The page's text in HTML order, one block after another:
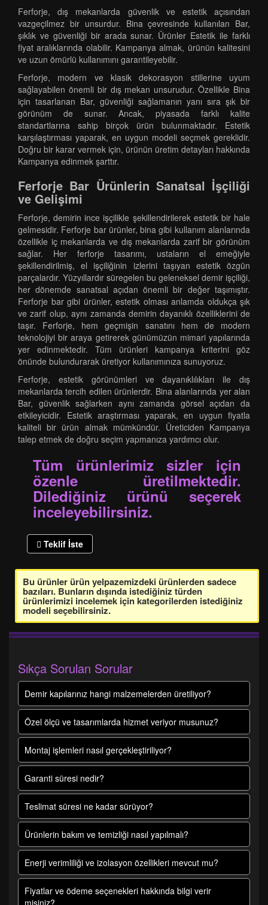
Ferforje, dış mekanlarda güvenlik ve estetik açısından
vazgeçilmez bir unsurdur. Bina çevresinde kullanılan Bar,
şıklık ve güvenliği bir arada sunar. Ürünler Estetik ile farklı
fiyat aralıklarında olabilir. Kampanya almak, ürünün kalitesini
ve uzun ömürlü kullanımını garantileyebilir.
Ferforje, modern ve klasik dekorasyon stillerine uyum
sağlayabilen önemli bir dış mekan unsurudur. Özellikle Bina
için tasarlanan Bar, güvenliği sağlamanın yanı sıra şık bir
görünüm de sunar. Ancak, piyasada farklı kalite
standartlarına sahip birçok ürün bulunmaktadır. Estetik
karşılaştırması yaparak, en uygun modeli seçmek gereklidir.
Doğru bir karar vermek için, ürünün üretim detayları hakkında
Kampanya edinmek şarttır.
Ferforje Bar Ürünlerin Sanatsal İşçiliği
ve Gelişimi
Ferforje, demirin ince işçilikle şekillendirilerek estetik bir hale
gelmesidir. Ferforje bar ürünler, bina gibi kullanım alanlarında
özellikle iç mekanlarda ve dış mekanlarda zarif bir görünüm
sağlar. Her ferforje tasarımı, ustaların el emeğiyle
şekillendirilmiş, el işçiliğinin izlerini taşıyan estetik özgün
parçalardır. Yüzyıllardır süregelen bu geleneksel demir işçiliği,
her dönemde sanatsal açıdan önemli bir değer taşımıştır.
Ferforje bar gibi ürünler, estetik olması anlamda oldukça şık
ve zarif olup, aynı zamanda demirin dayanıklı özelliklerini de
taşır. Ferforje, hem geçmişin sanatını hem de modern
teknolojiyi bir araya getirerek günümüzün mimari yapılarında
yer edinmektedir. Tüm ürünleri kampanya kriterini göz
önünde bulundurarak üretiyor kullanımınıza sunuyoruz.
Ferforje, estetik görünümleri ve dayanıklılıkları ile dış
mekanlarda tercih edilen ürünlerdir. Bina alanlarında yer alan
Bar, güvenlik sağlarken aynı zamanda görsel açıdan da
etkileyicidir. Estetik araştırması yaparak, en uygun fiyatla
kaliteli bir ürün almak mümkündür. Üreticiden Kampanya
talep etmek de doğru seçim yapmanıza yardımcı olur.
Tüm ürünlerimiz sizler için
özenle üretilmektedir.
Dilediğiniz ürünü seçerek
inceleyebilirsiniz.
Teklif İste
Bu ürünler ürün yelpazemizdeki ürünlerden sadece
bazıları. Bunların dışında istediğiniz türden
ürünlerimizi incelemek için kategorilerden istediğiniz
modeli seçebilirsiniz.
Sıkça Sorulan Sorular
Demir kapılarınız hangi malzemelerden üretiliyor?
Özel ölçü ve tasarımlarda hizmet veriyor musunuz?
Montaj işlemleri nasıl gerçekleştiriliyor?
Garanti süresi nedir?
Teslimat süresi ne kadar sürüyor?
Ürünlerin bakım ve temizliği nasıl yapılmalı?
Enerji verimliliği ve izolasyon özellikleri mevcut mu?
Fiyatlar ve ödeme seçenekleri hakkında bilgi verir
misiniz?